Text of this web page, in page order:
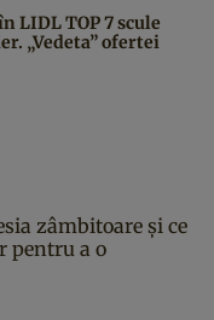
LIDL TOP 7 scule
„Vedeta” ofertei
zâmbitoare și ce
pentru a o